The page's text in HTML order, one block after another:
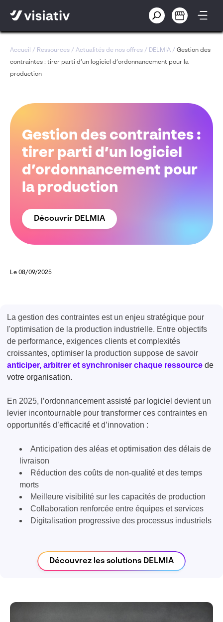
Accueil / Ressources / Actualités de nos offres / DELMIA / Gestion des
contraintes : tirer parti d’un logiciel d’ordonnancement pour la
production
Gestion des contraintes :
tirer parti d’un logiciel
d’ordonnancement pour
la production
Découvrir DELMIA
Le 08/09/2025
La gestion des contraintes est un enjeu stratégique pour
l'optimisation de la production industrielle. Entre objectifs
de performance, exigences clients et complexités
croissantes, optimiser la production suppose de savoir
anticiper, arbitrer et synchroniser chaque ressource de
votre organisation.
En 2025, l’ordonnancement assisté par logiciel devient un
levier incontournable pour transformer ces contraintes en
opportunités d’efficacité et d’innovation :
Anticipation des aléas et optimisation des délais de
livraison
Réduction des coûts de non-qualité et des temps
morts
Meilleure visibilité sur les capacités de production
Collaboration renforcée entre équipes et services
Digitalisation progressive des processus industriels
Découvrez les solutions DELMIA